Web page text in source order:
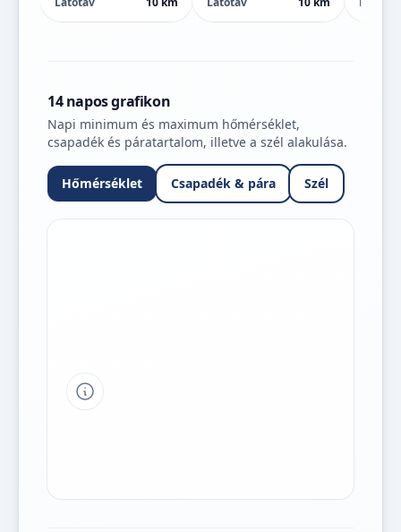
14 napos grafikon
Napi minimum és maximum hőmérséklet,
csapadék és páratartalom, illetve a szél alakulása.
Hőmérséklet Csapadék & pára Szél
Tipp a grafikon jelmagyarázatához